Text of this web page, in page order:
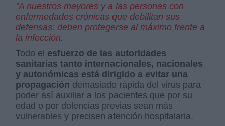
"A nuestros mayores y a las personas con
enfermedades crónicas que debilitan sus
defensas: deben protegerse al máximo frente a
la infección.
Todo el esfuerzo de las autoridades
sanitarias tanto internacionales, nacionales
y autonómicas está dirigido a evitar una
propagación demasiado rápida del virus para
poder así auxiliar a los pacientes que por su
edad o por dolencias previas sean más
vulnerables y precisen atención hospitalaria.